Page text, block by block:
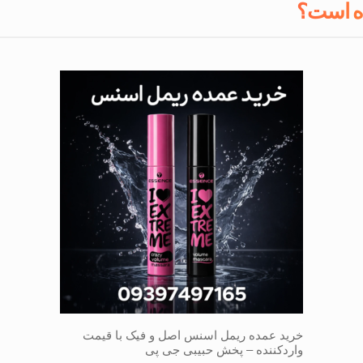
است؟
خرید عمده ریمل اسنس اصل و فیک با قیمت
واردکننده – پخش حبیبی جی پی